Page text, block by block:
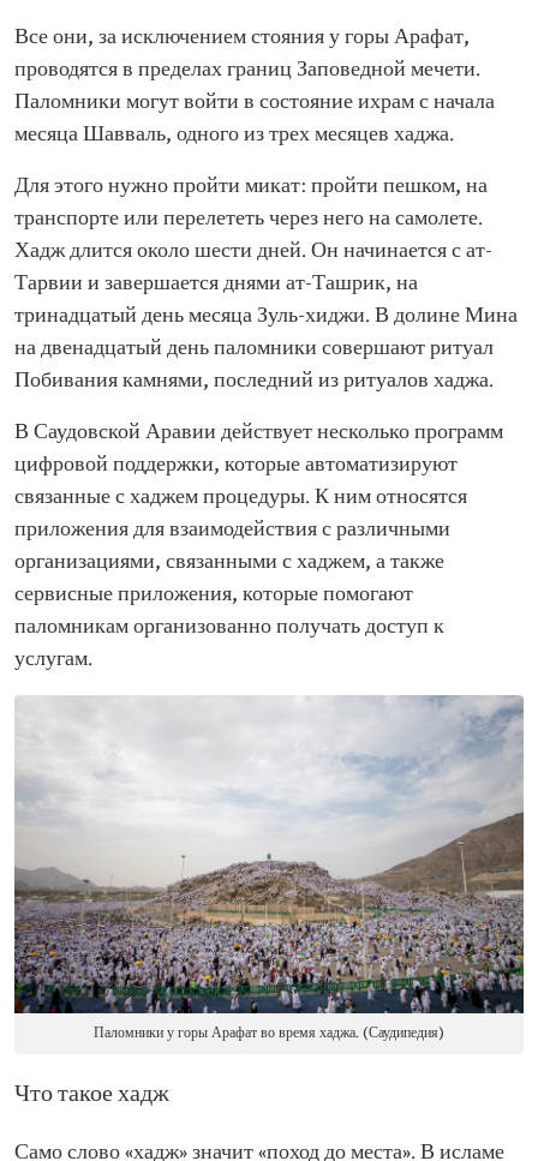
Все они, за исключением стояния у горы Арафат,
проводятся в пределах границ Заповедной мечети.
Паломники могут войти в состояние ихрам с начала
месяца Шавваль, одного из трех месяцев хаджа.
Для этого нужно пройти микат: пройти пешком, на
транспорте или перелететь через него на самолете.
Хадж длится около шести дней. Он начинается с ат-
Тарвии и завершается днями ат-Ташрик, на
тринадцатый день месяца Зуль-хиджи. В долине Мина
на двенадцатый день паломники совершают ритуал
Побивания камнями, последний из ритуалов хаджа.
В Саудовской Аравии действует несколько программ
цифровой поддержки, которые автоматизируют
связанные с хаджем процедуры. К ним относятся
приложения для взаимодействия с различными
организациями, связанными с хаджем, а также
сервисные приложения, которые помогают
паломникам организованно получать доступ к
услугам.
Паломники у горы Арафат во время хаджа. (Саудипедия)
Что такое хадж
Само слово «хадж» значит «поход до места». В исламе